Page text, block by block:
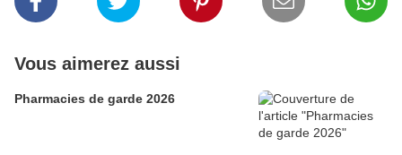
Vous aimerez aussi
Pharmacies de garde 2026